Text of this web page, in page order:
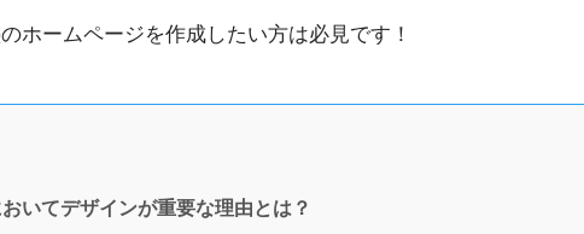
ホームページを作成したい方は必見です！
いてデザインが重要な理由とは？